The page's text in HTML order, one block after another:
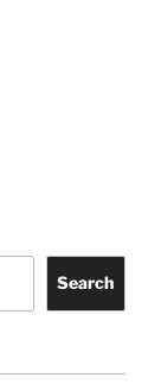
Search